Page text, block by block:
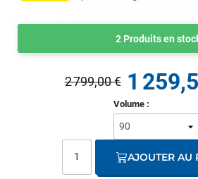
2 Produits en
Volume :
2 799,00 € 1
AJOUTER AU